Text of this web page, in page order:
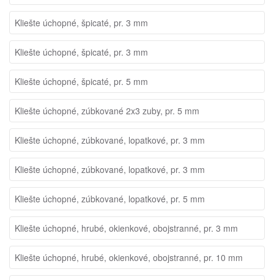
Kliešte úchopné, špicaté, pr. 3 mm
Kliešte úchopné, špicaté, pr. 3 mm
Kliešte úchopné, špicaté, pr. 5 mm
Kliešte úchopné, zúbkované 2x3 zuby, pr. 5 mm
Kliešte úchopné, zúbkované, lopatkové, pr. 3 mm
Kliešte úchopné, zúbkované, lopatkové, pr. 3 mm
Kliešte úchopné, zúbkované, lopatkové, pr. 5 mm
Kliešte úchopné, hrubé, okienkové, obojstranné, pr. 3 mm
Kliešte úchopné, hrubé, okienkové, obojstranné, pr. 10 mm